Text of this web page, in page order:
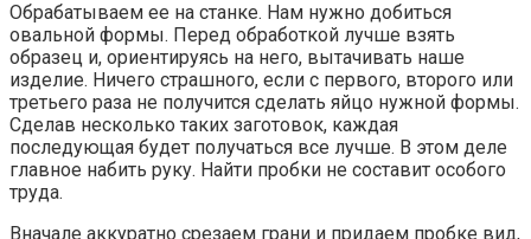
Обрабатываем ее на станке. Нам нужно добиться
овальной формы. Перед обработкой лучше взять
образец и, ориентируясь на него, вытачивать наше
изделие. Ничего страшного, если с первого, второго или
третьего раза не получится сделать яйцо нужной формы.
Сделав несколько таких заготовок, каждая
последующая будет получаться все лучше. В этом деле
главное набить руку. Найти пробки не составит особого
труда.
Вначале аккуратно срезаем грани и придаем пробке вид,